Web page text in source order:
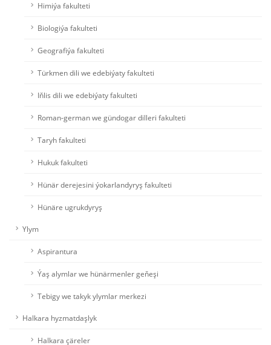
Himiýa fakulteti
Biologiýa fakulteti
Geografiýa fakulteti
Türkmen dili we edebiýaty fakulteti
Iňlis dili we edebiýaty fakulteti
Roman-german we gündogar dilleri fakulteti
Taryh fakulteti
Hukuk fakulteti
Hünär derejesini ýokarlandyryş fakulteti
Hünäre ugrukdyryş
Ylym
Aspirantura
Ýaş alymlar we hünärmenler geňeşi
Tebigy we takyk ylymlar merkezi
Halkara hyzmatdaşlyk
Halkara çäreler